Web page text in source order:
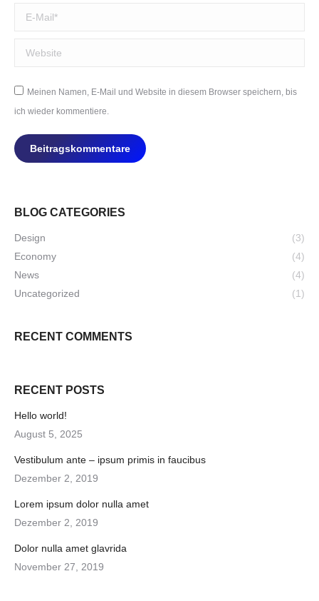
E-Mail *
Website
Meinen Namen, E-Mail und Website in diesem Browser speichern, bis
ich wieder kommentiere.
Beitragskommentare
BLOG CATEGORIES
Design
(3)
Economy
(4)
News
(4)
Uncategorized
(1)
RECENT COMMENTS
RECENT POSTS
Hello world!
August 5, 2025
Vestibulum ante – ipsum primis in faucibus
Dezember 2, 2019
Lorem ipsum dolor nulla amet
Dezember 2, 2019
Dolor nulla amet glavrida
November 27, 2019